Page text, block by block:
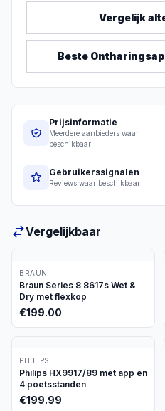
Vergelijk
Beste
Prijsinformatie
Meerdere aanbieders waar
beschikbaar
Gebruikerssignalen
Reviews waar beschikbaar
Vergelijkbaar
BRAUN
Braun Series 8 8617s Wet &
Dry met flexkop
€199.00
PHILIPS
Philips HX9917/89 met app en
4 poetsstanden
€199.99